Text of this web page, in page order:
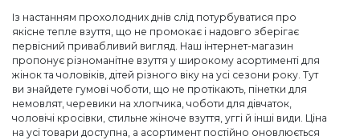
Із настанням прохолодних днів слід потурбуватися про
якісне тепле взуття, що не промокає і надовго зберігає
первісний привабливий вигляд. Наш інтернет-магазин
пропонує різноманітне взуття у широкому асортименті для
жінок та чоловіків, дітей різного віку на усі сезони року. Тут
ви знайдете гумові чоботи, що не протікають, пінетки для
немовлят, черевики на хлопчика, чоботи для дівчаток,
чоловічі кросівки, стильне жіноче взуття, уггі й інші види. Ціна
на усі товари доступна, а асортимент постійно оновлюється